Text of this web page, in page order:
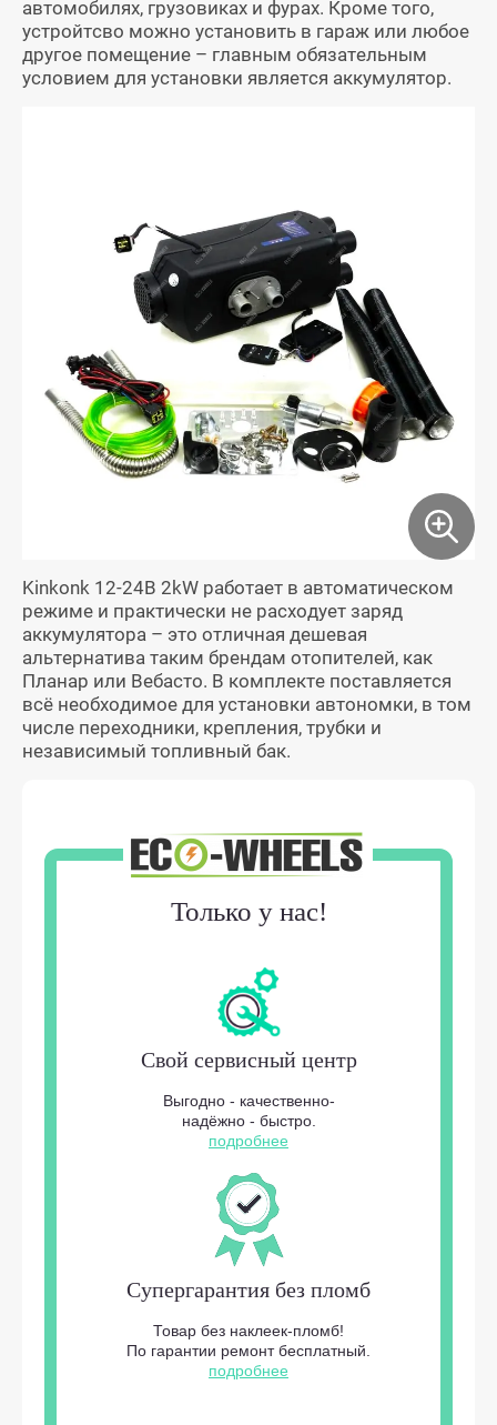
автомобилях, грузовиках и фурах. Кроме того,
устройтсво можно установить в гараж или любое
другое помещение – главным обязательным
условием для установки является аккумулятор.
Kinkonk 12-24В 2kW работает в автоматическом
режиме и практически не расходует заряд
аккумулятора – это отличная дешевая
альтернатива таким брендам отопителей, как
Планар или Вебасто. В комплекте поставляется
всё необходимое для установки автономки, в том
числе переходники, крепления, трубки и
независимый топливный бак.
Только у нас!
Свой сервисный центр
Выгодно - качественно-
надёжно - быстро.
подробнее
Супергарантия без пломб
Товар без наклеек-пломб!
По гарантии ремонт бесплатный.
подробнее